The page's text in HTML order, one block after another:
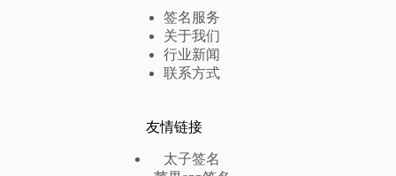
签名服务
关于我们
行业新闻
联系方式
友情链接
太子签名